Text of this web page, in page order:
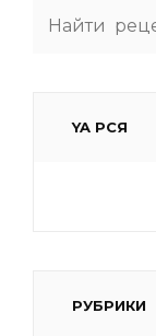
Search
YA РСЯ
РУБРИКИ